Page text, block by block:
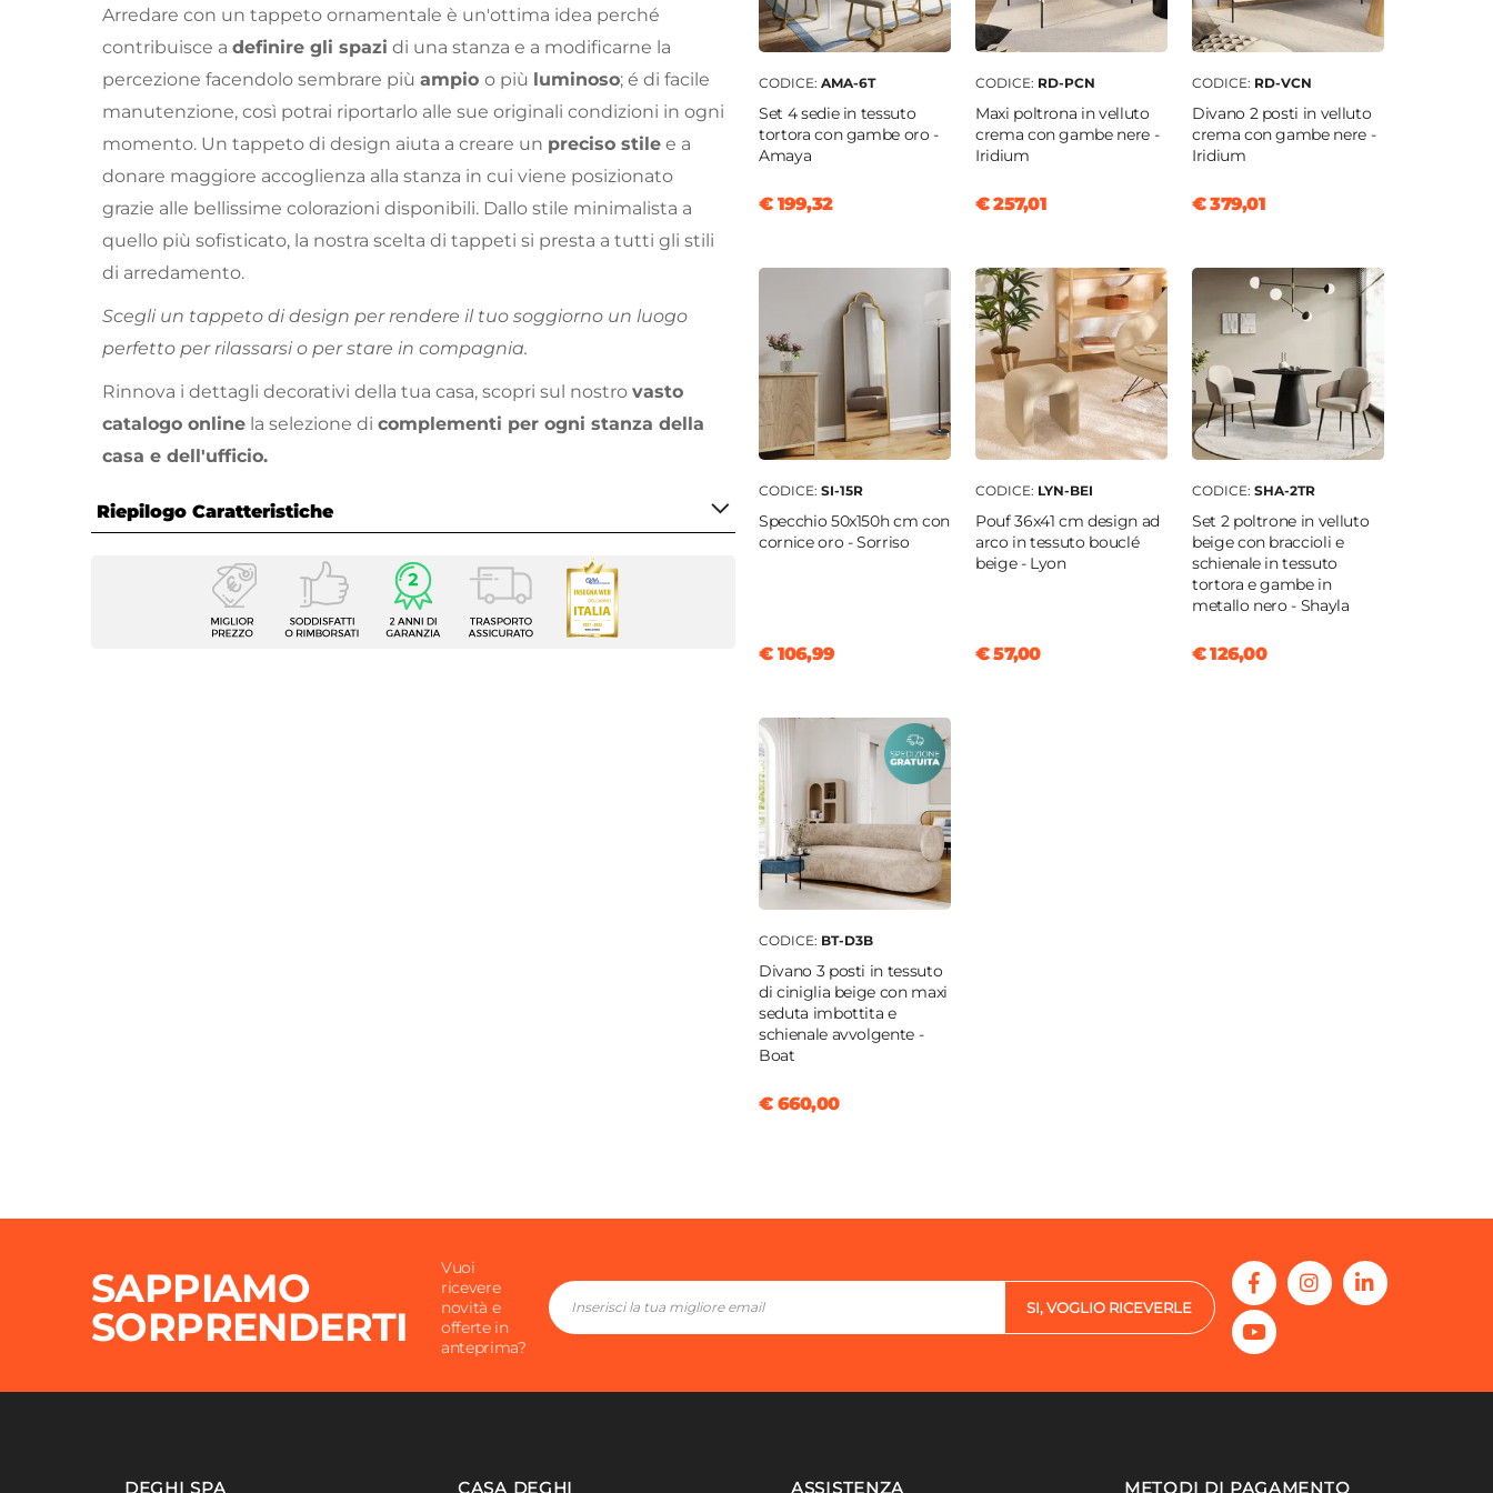
Arredare con un tappeto ornamentale è un'ottima idea perché
contribuisce a definire gli spazi di una stanza e a modificarne la
percezione facendolo sembrare più ampio o più luminoso; é di facile
manutenzione, così potrai riportarlo alle sue originali condizioni in ogni
momento. Un tappeto di design aiuta a creare un preciso stile e a
donare maggiore accoglienza alla stanza in cui viene posizionato
grazie alle bellissime colorazioni disponibili. Dallo stile minimalista a
quello più sofisticato, la nostra scelta di tappeti si presta a tutti gli stili
di arredamento.
Scegli un tappeto di design per rendere il tuo soggiorno un luogo
perfetto per rilassarsi o per stare in compagnia.
Rinnova i dettagli decorativi della tua casa, scopri sul nostro vasto
catalogo online la selezione di complementi per ogni stanza della
casa e dell'ufficio.
Riepilogo Caratteristiche
Caratteristiche
Tappeto da interno
Rettangolare
CODICE: AMA-6T
Set 4 sedie in tessuto
tortora con gambe oro -
Amaya
€ 199,32
CODICE: RD-PCN
Maxi poltrona in velluto
crema con gambe nere -
Iridium
€ 257,01
CODICE: RD-VCN
Divano 2 posti in velluto
crema con gambe nere -
Iridium
€ 379,01
CODICE: SI-15R
Specchio 50x150h cm con
cornice oro - Sorriso
€ 106,99
CODICE: LYN-BEI
Pouf 36x41 cm design ad
arco in tessuto bouclé
beige - Lyon
€ 57,00
CODICE: SHA-2TR
Set 2 poltrone in velluto
beige con braccioli e
schienale in tessuto
tortora e gambe in
metallo nero - Shayla
€ 126,00
CODICE: BT-D3B
Divano 3 posti in tessuto
di ciniglia beige con maxi
seduta imbottita e
schienale avvolgente -
Boat
€ 660,00
SAPPIAMO
SORPRENDERTI
Vuoi
ricevere
novità e
offerte in
anteprima?
SI, VOGLIO RICEVERLE
DEGHI SPA CASA DEGHI ASSISTENZA METODI DI PAGAMENTO